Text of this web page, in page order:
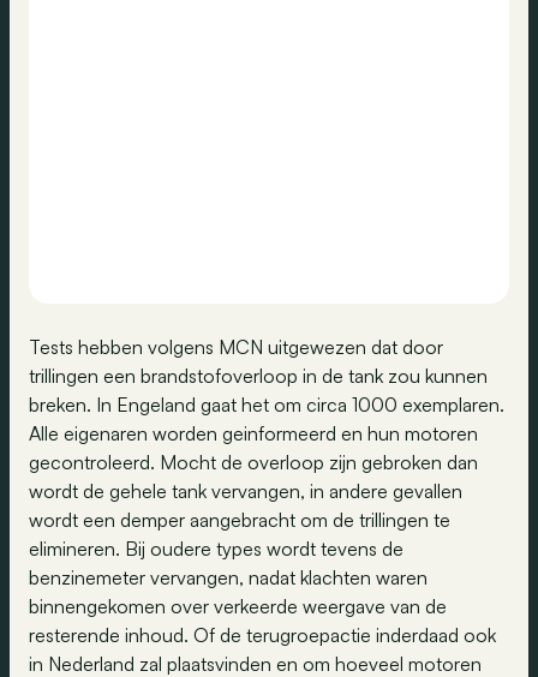
Tests hebben volgens MCN uitgewezen dat door
trillingen een brandstofoverloop in de tank zou kunnen
breken. In Engeland gaat het om circa 1000 exemplaren.
Alle eigenaren worden geinformeerd en hun motoren
gecontroleerd. Mocht de overloop zijn gebroken dan
wordt de gehele tank vervangen, in andere gevallen
wordt een demper aangebracht om de trillingen te
elimineren. Bij oudere types wordt tevens de
benzinemeter vervangen, nadat klachten waren
binnengekomen over verkeerde weergave van de
resterende inhoud. Of de terugroepactie inderdaad ook
in Nederland zal plaatsvinden en om hoeveel motoren